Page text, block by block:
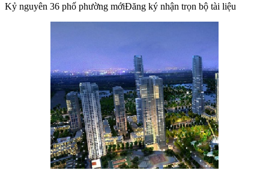
Kỷ nguyên 36 phố phường mớiĐăng ký nhận trọn bộ tài liệu